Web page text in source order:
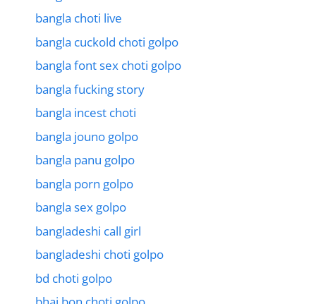
bangla choti live
bangla cuckold choti golpo
bangla font sex choti golpo
bangla fucking story
bangla incest choti
bangla jouno golpo
bangla panu golpo
bangla porn golpo
bangla sex golpo
bangladeshi call girl
bangladeshi choti golpo
bd choti golpo